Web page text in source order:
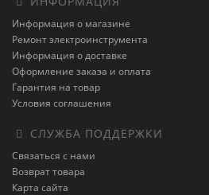
Информация о магазине
Ремонт электроинструмента
Информация о доставке
Оформление заказа и оплата
Гарантия на товар
Условия соглашения
СЛУЖБА ПОДДЕРЖКИ
Связаться с нами
Возврат товара
Карта сайта